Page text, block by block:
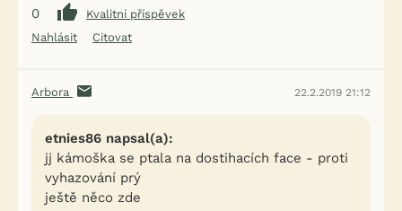
0
Kvalitní příspěvek
Nahlásit
Citovat
Arbora 22.2.2019 21:12
etnies86 napsal(a):
jj kámoška se ptala na dostihacích face - proti
vyhazování prý
ještě něco zde